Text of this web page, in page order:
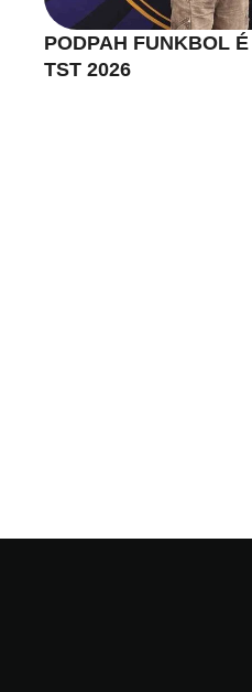
PODPAH FUNKBOL
TST 2026